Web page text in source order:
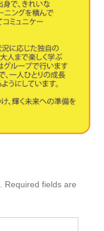
Required fields are